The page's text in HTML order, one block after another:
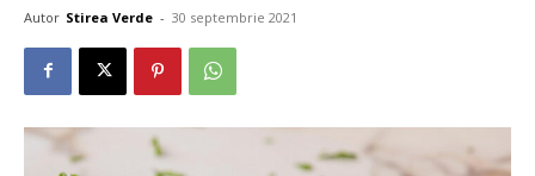
Autor Stirea Verde - 30 septembrie 2021